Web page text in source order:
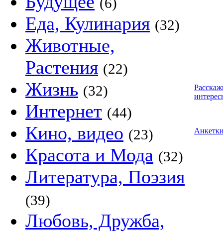
Еда, Кулинария (32)
Животные,
Растения (22)
Жизнь (32)
Интернет (44)
Кино, видео (23)
Красота и Мода (32)
Литература, Поэзия
(39)
Любовь, Дружба,